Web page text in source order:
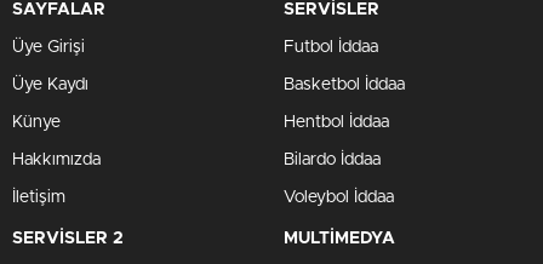
SAYFALAR
Üye Girişi
Üye Kaydı
Künye
Hakkımızda
İletişim
SERVİSLER
Futbol İddaa
Basketbol İddaa
Hentbol İddaa
Bilardo İddaa
Voleybol İddaa
SERVİSLER 2 MULTİMEDYA